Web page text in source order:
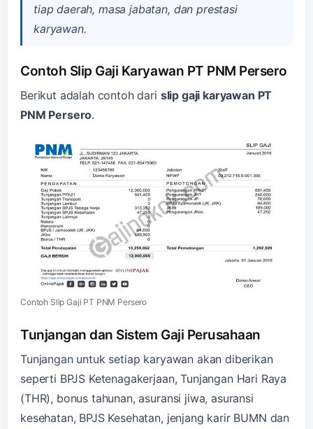
tiap daerah, masa jabatan, dan prestasi
karyawan.
Contoh Slip Gaji Karyawan PT PNM Persero
Berikut adalah contoh dari slip gaji karyawan PT
PNM Persero.
Contoh Slip Gaji PT PNM Persero
Tunjangan dan Sistem Gaji Perusahaan
Tunjangan untuk setiap karyawan akan diberikan
seperti BPJS Ketenagakerjaan, Tunjangan Hari Raya
(THR), bonus tahunan, asuransi jiwa, asuransi
kesehatan, BPJS Kesehatan, jenjang karir BUMN dan